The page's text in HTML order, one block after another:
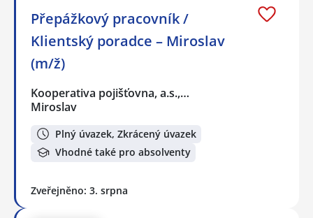
Přepážkový pracovník /
Klientský poradce – Miroslav
(m/ž)
Kooperativa pojišťovna, a.s.,…
Miroslav
Plný úvazek, Zkrácený úvazek
Vhodné také pro absolventy
Zveřejněno: 3. srpna